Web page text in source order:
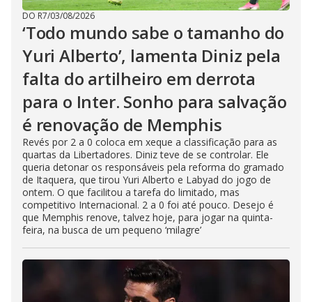
DO R7/03/08/2026
‘Todo mundo sabe o tamanho do
Yuri Alberto’, lamenta Diniz pela
falta do artilheiro em derrota
para o Inter. Sonho para salvação
é renovação de Memphis
Revés por 2 a 0 coloca em xeque a classificação para as
quartas da Libertadores. Diniz teve de se controlar. Ele
queria detonar os responsáveis pela reforma do gramado
de Itaquera, que tirou Yuri Alberto e Labyad do jogo de
ontem. O que facilitou a tarefa do limitado, mas
competitivo Internacional. 2 a 0 foi até pouco. Desejo é
que Memphis renove, talvez hoje, para jogar na quinta-
feira, na busca de um pequeno ‘milagre’